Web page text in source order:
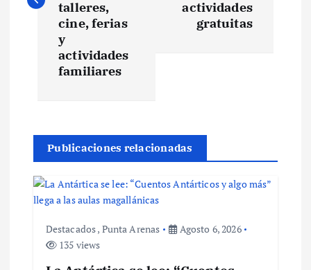
e
ó
talleres,
cine, ferias
y
actividades
familiares
actividades
gratuitas
Publicaciones relacionadas
Destacados, Punta Arenas
Agosto 6, 2026
135 views